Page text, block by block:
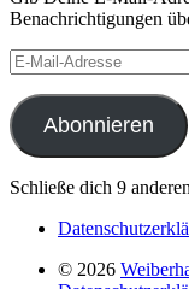
Benachrichtigungen
E-
Mail-
Adresse
Abonnieren
Schließe dich 9
© 2026